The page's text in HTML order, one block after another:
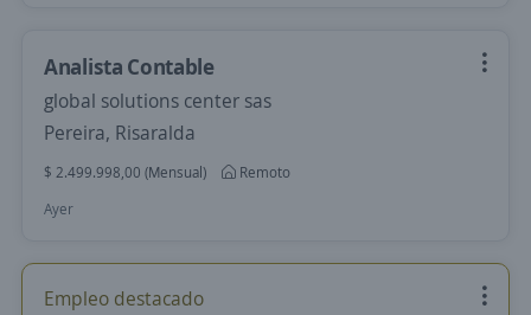
Analista Contable
global solutions center sas
Pereira, Risaralda
$ 2.499.998,00 (Mensual)
Remoto
Ayer
Empleo destacado